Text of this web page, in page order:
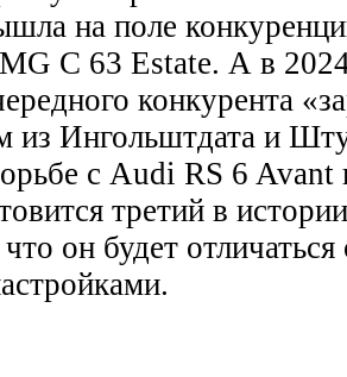
на поле
C 63 Estate. А в
конкурента
из Ингольштдата и
с Audi RS 6
третий в
он будет отличаться